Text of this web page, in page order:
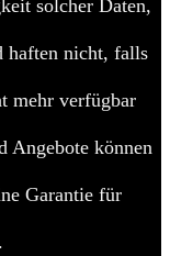
solcher Daten,
haften nicht, falls
mehr verfügbar
Angebote können
Garantie für